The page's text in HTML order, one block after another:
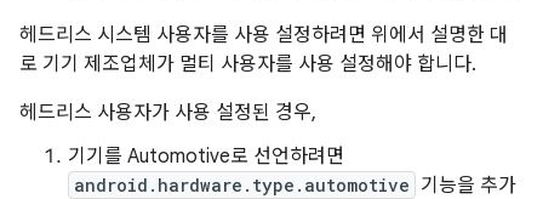
헤드리스 시스템 사용자를 사용 설정하려면 위에서 설명한 대
로 기기 제조업체가 멀티 사용자를 사용 설정해야 합니다.
헤드리스 사용자가 사용 설정된 경우,
기기를 Automotive로 선언하려면
android.hardware.type.automotive 기능을 추가